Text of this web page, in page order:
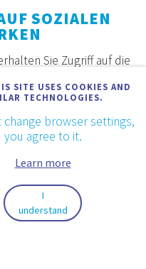
SITE USES COOKIES AND
TECHNOLOGIES.
change browser settings,
you agree to it.
Learn more
I
understand
SOZIALEN
Sie Zugriff auf die
und Neuigkeiten.